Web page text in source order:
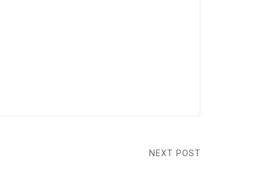
NEXT POST